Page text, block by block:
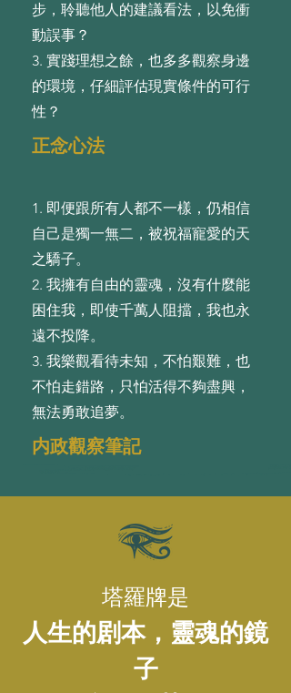
步，聆聽他⼈的建議看法，以免衝
動誤事？
3. 實踐理想之餘，也多多觀察⾝邊
的環境，仔細評估現實條件的可⾏
性？
正念心法
1. 即便跟所有⼈都不⼀樣，仍相信
⾃⼰是獨⼀無⼆，被祝福寵愛的天
之驕⼦。
2. 我擁有⾃由的靈魂，沒有什麼能
困住我，即使千萬⼈阻擋，我也永
遠不投降。
3. 我樂觀看待未知，不怕艱難，也
不怕⾛錯路，只怕活得不夠盡興，
無法勇敢追夢。
内政觀察筆記
塔羅牌是
人生的剧本，靈魂的鏡
子